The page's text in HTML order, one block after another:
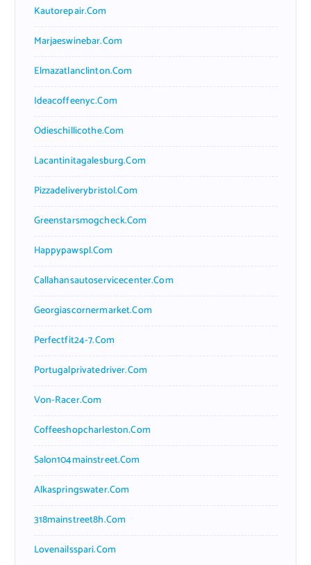
Kautorepair.com
Marjaeswinebar.com
Elmazatlanclinton.com
Ideacoffeenyc.com
Odieschillicothe.com
Lacantinitagalesburg.com
Pizzadeliverybristol.com
Greenstarsmogcheck.com
Happypawspl.com
Callahansautoservicecenter.com
Georgiascornermarket.com
Perfectfit24-7.com
Portugalprivatedriver.com
Von-Racer.com
Coffeeshopcharleston.com
Salon104mainstreet.com
Alkaspringswater.com
318mainstreet8h.com
Lovenailsspari.com